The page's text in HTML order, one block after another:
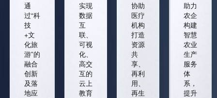
通
过“科
技
+文
化旅
游”的
融合
创新
及落
地应
实现
数据
互
联、
可视
化、
高交
互的
云上
教育
协助
医疗
机构
打造
资源
共
享、
再利
用、
再生
助力
农企
构建
智慧
农业
生产
服务
体
系，
提升